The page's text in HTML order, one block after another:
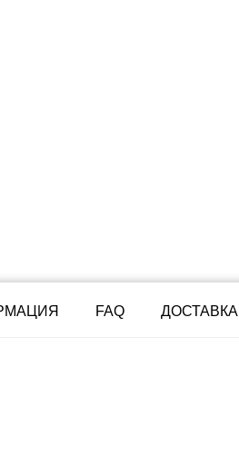
FAQ ДОСТАВКА